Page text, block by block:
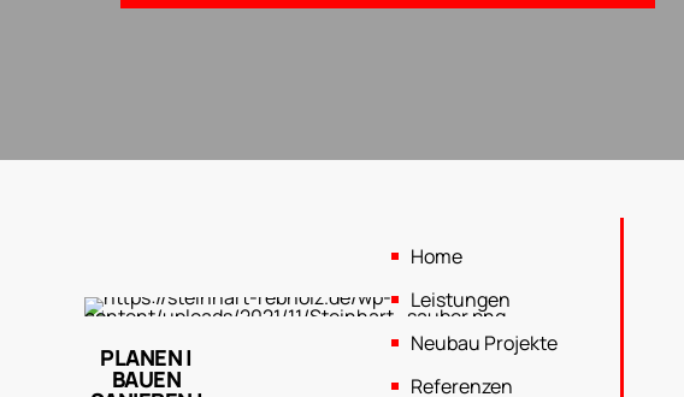
PLANEN |
BAUEN
Home
Leistungen
Neubau Projekte
Referenzen